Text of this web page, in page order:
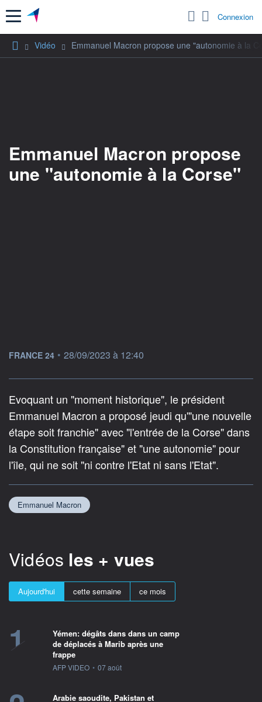
Menu Connexion
Vidéo Emmanuel Macron propose une "autonomie à la
Emmanuel Macron propose
une "autonomie à la Corse"
information fournie par
FRANCE 24 • 28/09/2023 à 12:40
Evoquant un "moment historique", le président
Emmanuel Macron a proposé jeudi qu'"une nouvelle
étape soit franchie" avec "l'entrée de la Corse" dans
la Constitution française" et "une autonomie" pour
l'île, qui ne soit "ni contre l'Etat ni sans l'Etat".
Emmanuel Macron
Vidéos les + vues
Aujourd'hui cette semaine ce mois
1
Yémen: dégâts dans dans un camp
de déplacés à Marib après une
frappe
information fournie par
AFP VIDEO • 07 août
Arabie saoudite, Pakistan et